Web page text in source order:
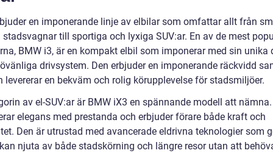
en imponerande linje av elbilar som omfattar allt från
till sportiga och lyxiga SUV:ar. En av de mest
BMW i3, är en kompakt elbil som imponerar med sin unika
drivsystem. Den erbjuder en imponerande räckvidd
levererar en bekväm och rolig körupplevelse för stadsmiljöer.
av el-SUV:ar är BMW iX3 en spännande modell att
elegans med prestanda och erbjuder förare både kraft och
Den är utrustad med avancerade eldrivna teknologier som
njuta av både stadskörning och längre resor utan att